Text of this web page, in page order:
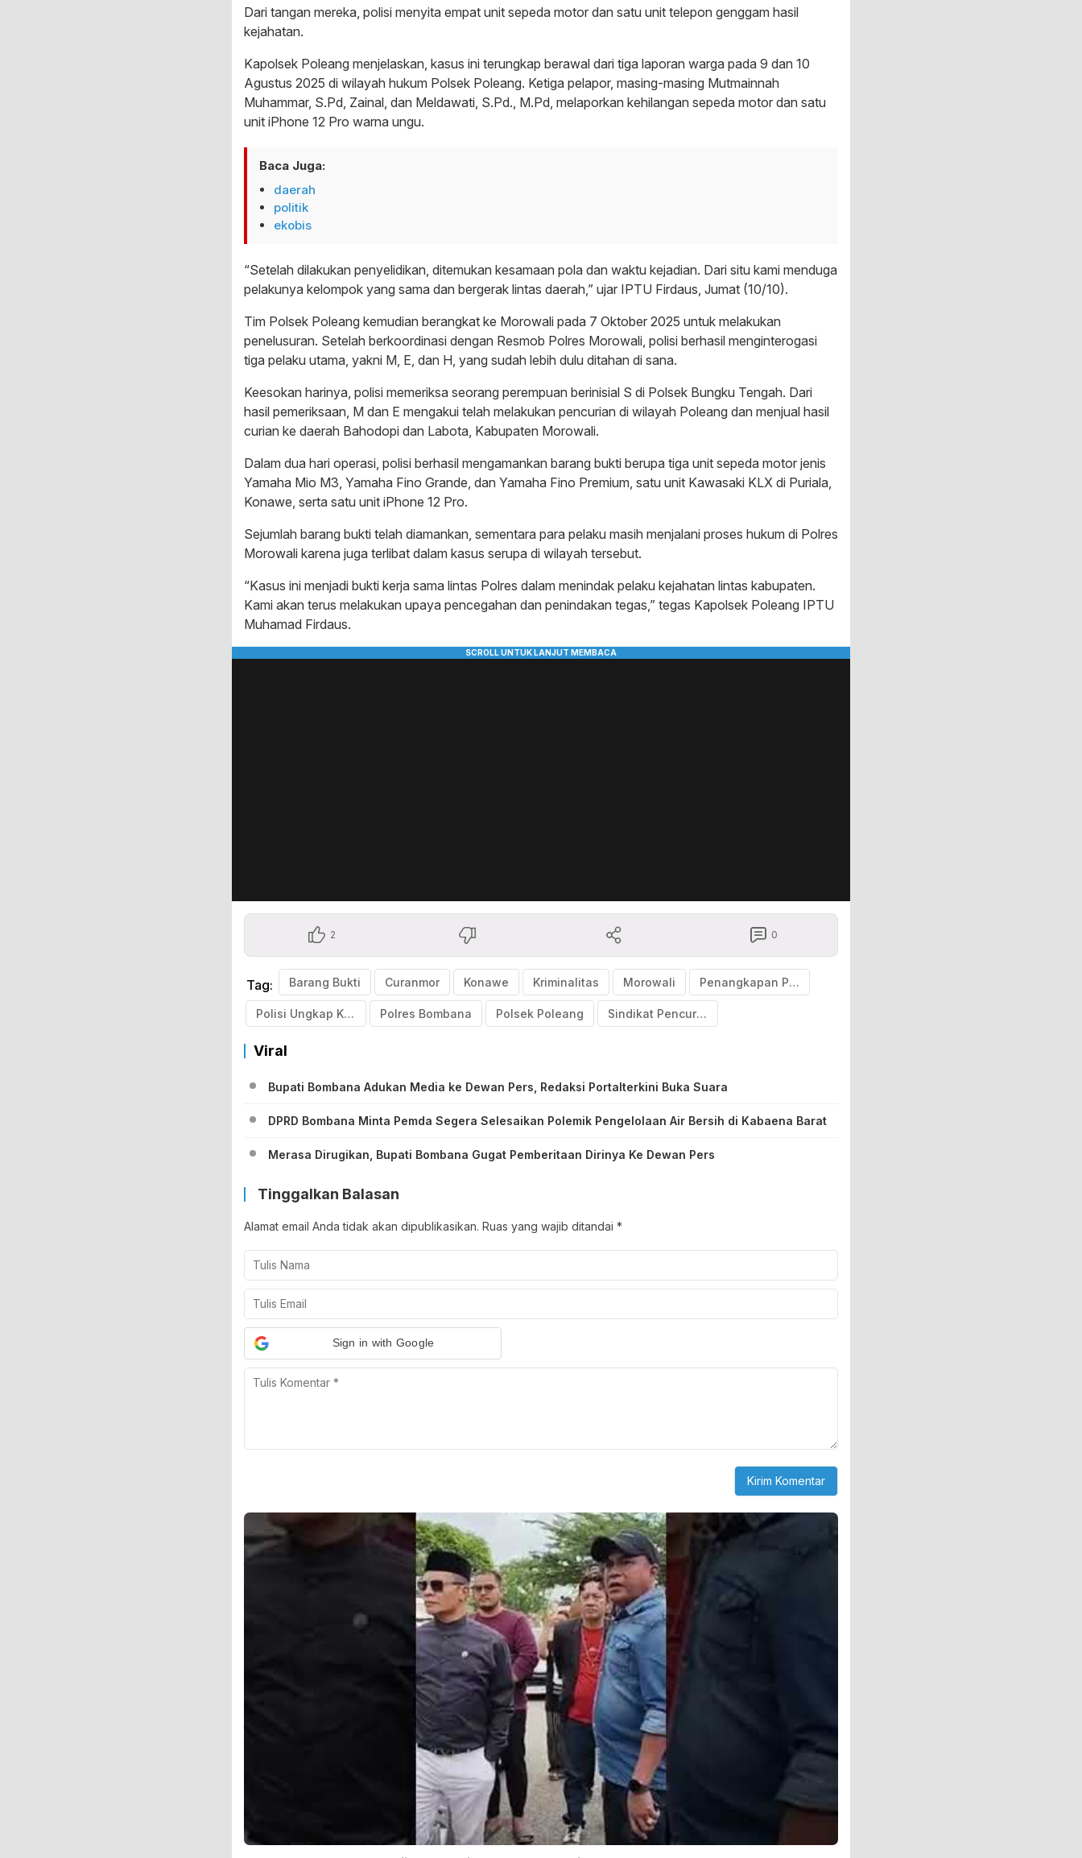
Dari tangan mereka, polisi menyita empat unit sepeda motor dan satu unit telepon genggam hasil
kejahatan.
Kapolsek Poleang menjelaskan, kasus ini terungkap berawal dari tiga laporan warga pada 9 dan 10
Agustus 2025 di wilayah hukum Polsek Poleang. Ketiga pelapor, masing-masing Mutmainnah
Muhammar, S.Pd, Zainal, dan Meldawati, S.Pd., M.Pd, melaporkan kehilangan sepeda motor dan satu
unit iPhone 12 Pro warna ungu.
Baca Juga:
daerah
politik
ekobis
“Setelah dilakukan penyelidikan, ditemukan kesamaan pola dan waktu kejadian. Dari situ kami menduga
pelakunya kelompok yang sama dan bergerak lintas daerah,” ujar IPTU Firdaus, Jumat (10/10).
Tim Polsek Poleang kemudian berangkat ke Morowali pada 7 Oktober 2025 untuk melakukan
penelusuran. Setelah berkoordinasi dengan Resmob Polres Morowali, polisi berhasil menginterogasi
tiga pelaku utama, yakni M, E, dan H, yang sudah lebih dulu ditahan di sana.
Keesokan harinya, polisi memeriksa seorang perempuan berinisial S di Polsek Bungku Tengah. Dari
hasil pemeriksaan, M dan E mengakui telah melakukan pencurian di wilayah Poleang dan menjual hasil
curian ke daerah Bahodopi dan Labota, Kabupaten Morowali.
Dalam dua hari operasi, polisi berhasil mengamankan barang bukti berupa tiga unit sepeda motor jenis
Yamaha Mio M3, Yamaha Fino Grande, dan Yamaha Fino Premium, satu unit Kawasaki KLX di Puriala,
Konawe, serta satu unit iPhone 12 Pro.
Sejumlah barang bukti telah diamankan, sementara para pelaku masih menjalani proses hukum di Polres
Morowali karena juga terlibat dalam kasus serupa di wilayah tersebut.
“Kasus ini menjadi bukti kerja sama lintas Polres dalam menindak pelaku kejahatan lintas kabupaten.
Kami akan terus melakukan upaya pencegahan dan penindakan tegas,” tegas Kapolsek Poleang IPTU
Muhamad Firdaus.
2 0
Tag: Barang Bukti Curanmor Konawe Kriminalitas Morowali Penangkapan Pelaku
Polisi Ungkap Kasus Polres Bombana Polsek Poleang Sindikat Pencurian
Viral
Bupati Bombana Adukan Media ke Dewan Pers, Redaksi Portalterkini Buka Suara
DPRD Bombana Minta Pemda Segera Selesaikan Polemik Pengelolaan Air Bersih di Kabaena Barat
Merasa Dirugikan, Bupati Bombana Gugat Pemberitaan Dirinya Ke Dewan Pers
Tinggalkan Balasan
Alamat email Anda tidak akan dipublikasikan. Ruas yang wajib ditandai *
Sign in with Google